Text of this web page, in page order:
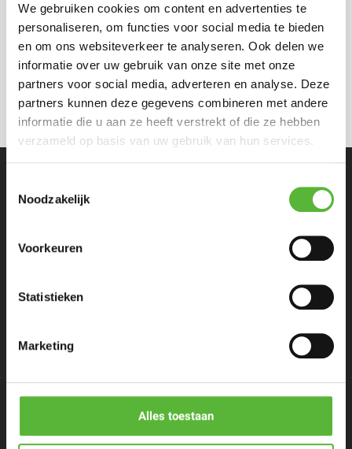
We gebruiken cookies om content en advertenties te
personaliseren, om functies voor social media te bieden
en om ons websiteverkeer te analyseren. Ook delen we
informatie over uw gebruik van onze site met onze
partners voor social media, adverteren en analyse. Deze
partners kunnen deze gegevens combineren met andere
informatie die u aan ze heeft verstrekt of die ze hebben
verzameld op basis van uw gebruik van hun services.
Noodzakelijk
Voorkeuren
Statistieken
Marketing
Alles toestaan
Kan ik cadeaukaarten bij jullie bestellen en
besteden?
Eenpersoons maaltijden
Porties voor meer personen
Restaurants & Chefs